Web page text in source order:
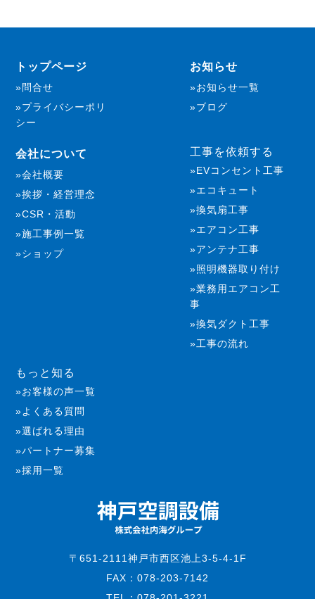
トップページ
問合せ
プライバシーポリ
シー
お知らせ
お知らせ一覧
ブログ
会社について
会社概要
挨拶・経営理念
CSR・活動
施工事例一覧
ショップ
工事を依頼する
EVコンセント工事
エコキュート
換気扇工事
エアコン工事
アンテナ工事
照明機器取り付け
業務用エアコン工
事
換気ダクト工事
工事の流れ
もっと知る
お客様の声一覧
よくある質問
選ばれる理由
パートナー募集
採用一覧
〒651-2111神戸市西区池上3-5-4-1F
FAX：078-203-7142